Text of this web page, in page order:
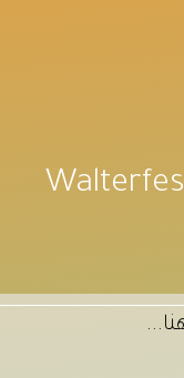
Walterfes